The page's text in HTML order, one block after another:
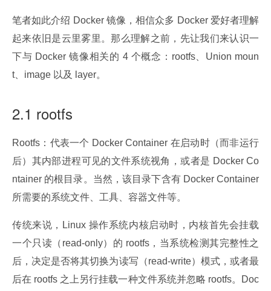
笔者如此介绍 Docker 镜像，相信众多 Docker 爱好者理解
起来依旧是云里雾里。那么理解之前，先让我们来认识一
下与 Docker 镜像相关的 4 个概念：rootfs、Union moun
t、image 以及 layer。
2.1 rootfs
Rootfs：代表一个 Docker Container 在启动时（而非运行
后）其内部进程可见的文件系统视角，或者是 Docker Co
ntainer 的根目录。当然，该目录下含有 Docker Container
所需要的系统文件、工具、容器文件等。
传统来说，Linux 操作系统内核启动时，内核首先会挂载
一个只读（read-only）的 rootfs，当系统检测其完整性之
后，决定是否将其切换为读写（read-write）模式，或者最
后在 rootfs 之上另行挂载一种文件系统并忽略 rootfs。Doc